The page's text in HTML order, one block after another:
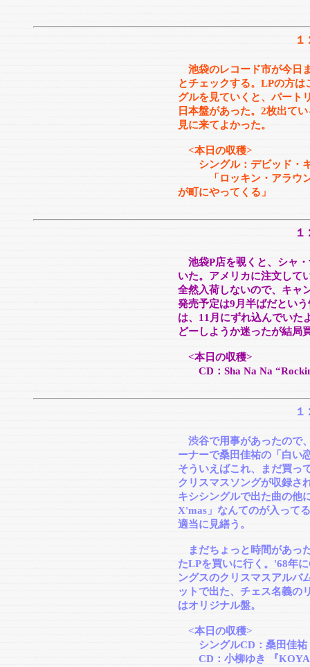
池袋のレコード市が今日
とチェックする。LPの方
グルを見ていくと、パート
日本盤があった。2枚出て
見に来てよかった。
<本日の収穫>
シングル：デビッド・キ
「ロッキン・アラウン
が町にやってくる」
池袋P店を覗くと、シャ
いた。アメリカに注文して
全然入荷しないので、キャ
発売予定は9月半ばだとい
は、11月にずれ込んでいた
どーしようか迷ったが結局
<本日の収穫>
CD：Sha Na Na
渋谷で用事があったので
ーナーで桑田佳祐の「白い
そういえばこれ、まだ買っ
クリスマスソングが収録さ
キシシングルで出た曲の他
X'mas」なんてのが入って
適当に見繕う。
まだちょっと時間があっ
たLPを買いに行く。'68年
ングスのクリスマスアルバ
ットで出た、チェス名義の
はオリジナル盤。
<本日の収穫>
シングルCD：桑田佳祐
CD：小柳ゆき 『